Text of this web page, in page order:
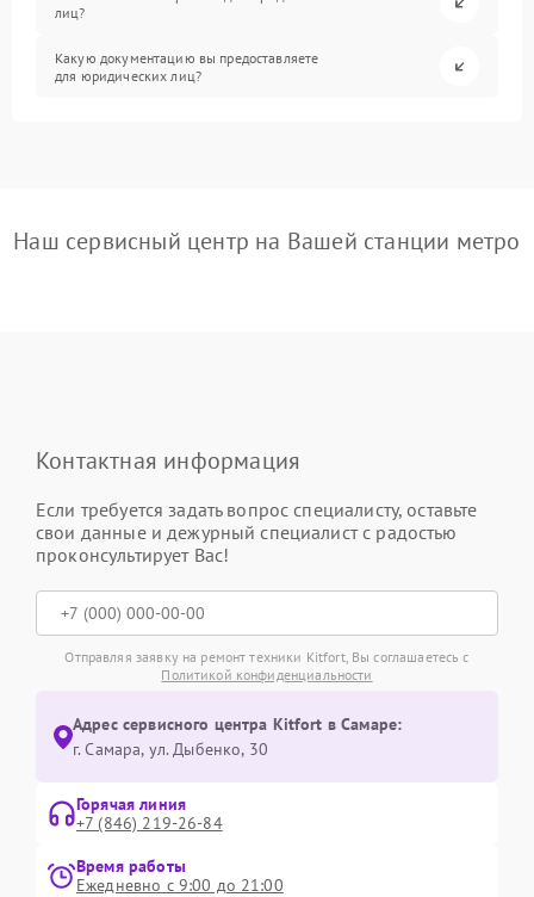
лиц?
Какую документацию вы предоставляете
для юридических лиц?
Наш сервисный центр на Вашей станции метро
Контактная информация
Если требуется задать вопрос специалисту, оставьте
свои данные и дежурный специалист с радостью
проконсультирует Вас!
Отправляя заявку на ремонт техники Kitfort, Вы соглашаетесь с
Политикой конфиденциальности
Адрес сервисного центра Kitfort в Самаре:
г. Самара, ул. Дыбенко, 30
Горячая линия
+7 (846) 219-26-84
Время работы
Ежедневно с 9:00 до 21:00